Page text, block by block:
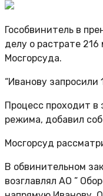
Гособвинитель в
делу о растрате
Мосгорсуда.
“Иванову
Процесс проходит в
режима, добавил
Мосгорсуд
В обвинительном
возглавлял АО ”